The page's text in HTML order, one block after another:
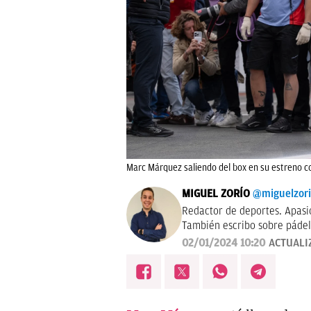
Marc Márquez saliendo del box en su estreno
MIGUEL ZORÍO
Redactor de deportes.
También escribo sobre
02/01/2024 10:20